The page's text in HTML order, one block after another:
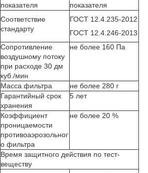
показателя
показателя
Соответствие
стандарту
ГОСТ 12.4.235-2012
ГОСТ 12.4.246-2013
Сопротивление
воздушному потоку
при расходе 30 дм
куб./мин
не более 160 Па
Масса фильтра
не более 280 г
Гарантийный срок
хранения
5 лет
Коэффициент
проницаемости
противоаэрозольног
о фильтра
не более 20 %
Время защитного действия по тест-
веществу